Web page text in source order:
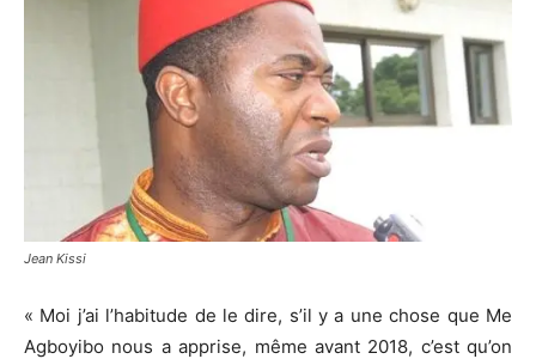
Jean Kissi
« Moi j’ai l’habitude de le dire, s’il y a une chose que Me
Agboyibo nous a apprise, même avant 2018, c’est qu’on